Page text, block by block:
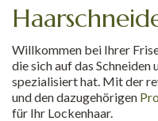
Willkommen bei Ihrer
die sich auf das Schneiden
spezialisiert hat. Mit der
und den dazugehörigen
für Ihr Lockenhaar.